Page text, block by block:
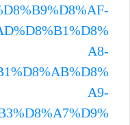
A8-
A9-